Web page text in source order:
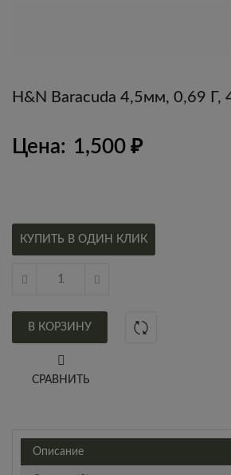
H&N Baracuda 4,5мм, 0,69
Цена: 1,500 ₽
КУПИТЬ В ОДИН КЛИК
В КОРЗИНУ
СРАВНИТЬ
Описание